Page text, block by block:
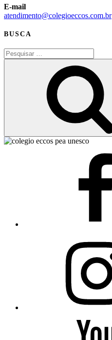
E-mail
atendimento@colegioeccos.com.br
BUSCA
Pesquisar
por: